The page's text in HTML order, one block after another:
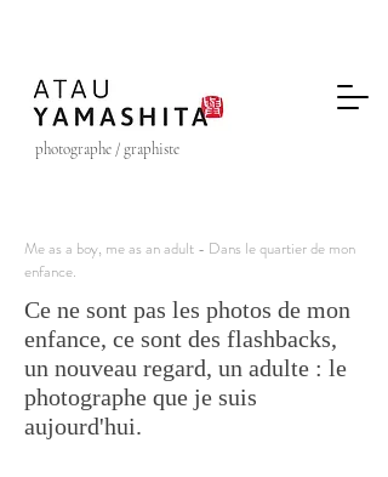
photographe / graphiste
Me as a boy, me as an adult - Dans le quartier de mon
enfance.
Ce ne sont pas les photos de mon
enfance, ce sont des flashbacks,
un nouveau regard, un adulte : le
photographe que je suis
aujourd'hui.